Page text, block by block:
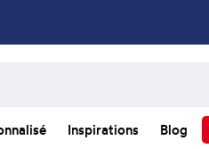
Inspirations Blog